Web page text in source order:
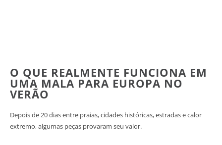
O QUE REALMENTE FUNCIONA EM
UMA MALA PARA EUROPA NO
VERÃO
Depois de 20 dias entre praias, cidades históricas, estradas e calor
extremo, algumas peças provaram seu valor.